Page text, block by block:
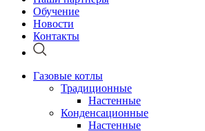
Обучение
Новости
Контакты
Газовые котлы
Традиционные
Настенные
Конденсационные
Настенные